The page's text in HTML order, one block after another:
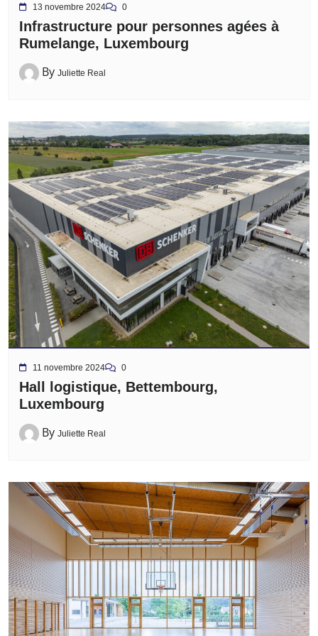
13 novembre 2024 0
Infrastructure pour personnes agées à
Rumelange, Luxembourg
By Juliette Real
11 novembre 2024 0
Hall logistique, Bettembourg,
Luxembourg
By Juliette Real